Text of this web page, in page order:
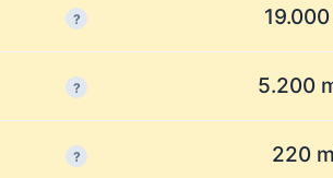
? 19.000
? 5.200
? 220